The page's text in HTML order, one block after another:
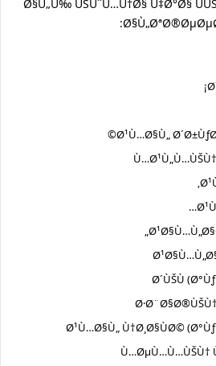
Ø§Ù„Ù‰ ÙŠÙˆÙ…Ù†Ø§ Ù‡Ø°Ø§
Ø¹Ù…Ø§Ù„
Ø´ÙŠÙ
Ø¹Ù…Ø§Ù„ Ù†Ø¸Ø§ÙØ©
Ù…ØµÙ…Ù…ÙŠÙ†